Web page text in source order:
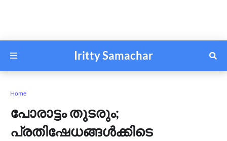
Iritty Samachar
Home
പോരാട്ടം തുടരും;
പ്രതിഷേധങ്ങൾക്കിടെ